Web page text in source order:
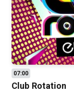
07:00
Club Rotation